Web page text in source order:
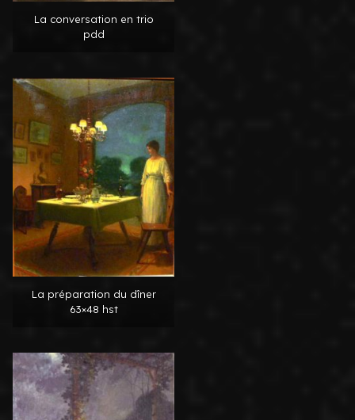
La conversation en trio
pdd
La préparation du dîner
63×48 hst